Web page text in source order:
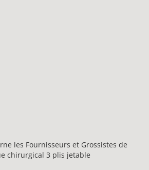
les Fournisseurs et Grossistes de
chirurgical 3 plis jetable